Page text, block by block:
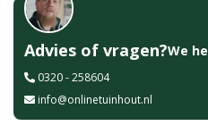
Advies of vragen?We
0320 - 258604
info@onlinetuinhout.nl